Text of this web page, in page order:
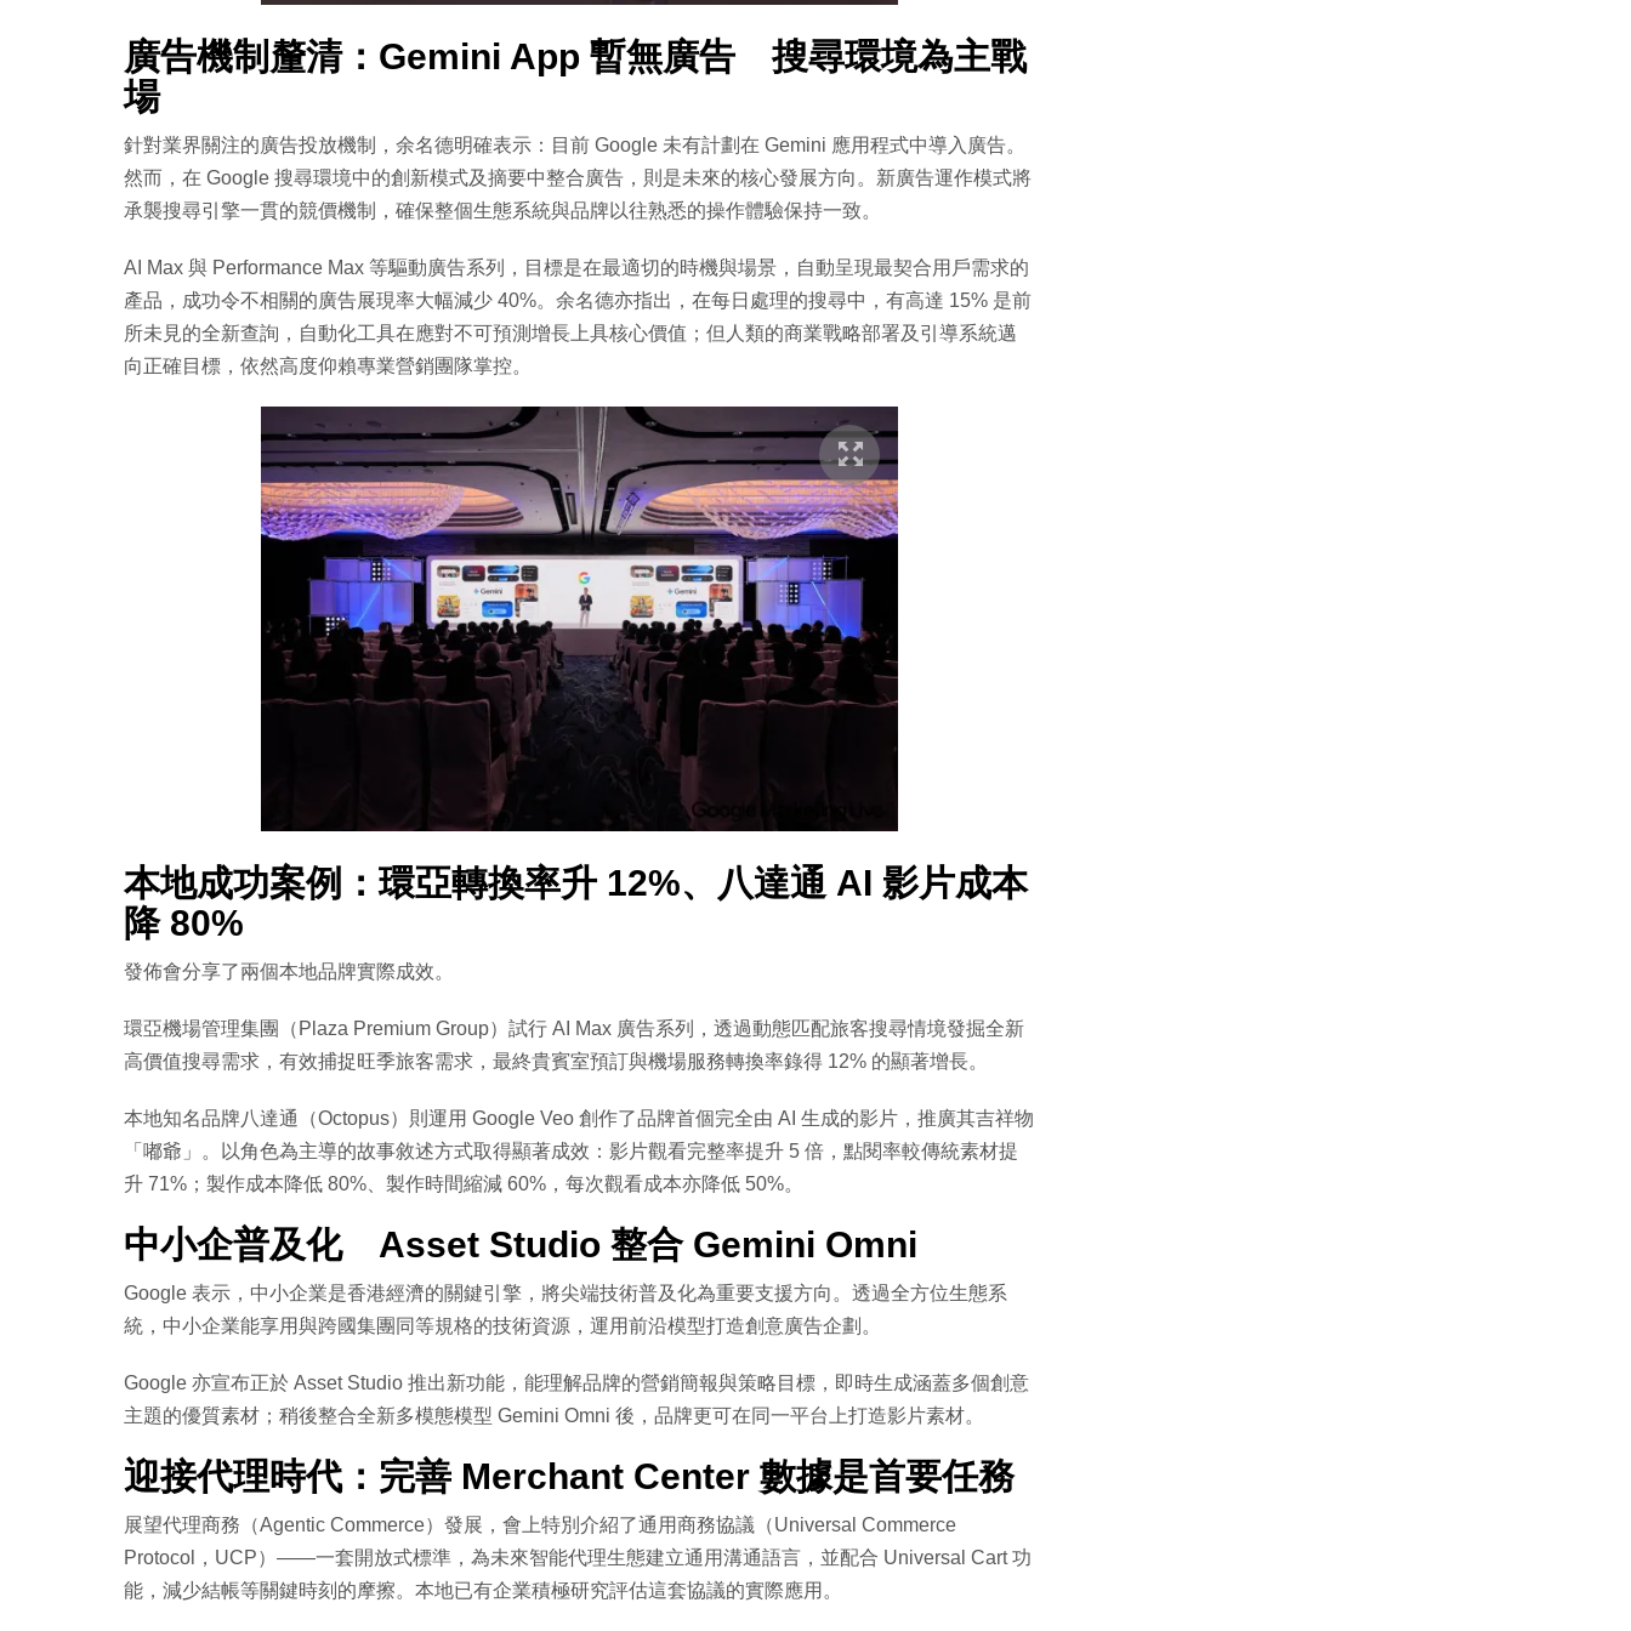
廣告機制釐清：Gemini App 暫無廣告 搜尋環境為主戰
場
針對業界關注的廣告投放機制，余名德明確表示：目前 Google 未有計劃在 Gemini 應用程式中導入廣告。
然而，在 Google 搜尋環境中的創新模式及摘要中整合廣告，則是未來的核心發展方向。新廣告運作模式將
承襲搜尋引擎一貫的競價機制，確保整個生態系統與品牌以往熟悉的操作體驗保持一致。
AI Max 與 Performance Max 等驅動廣告系列，目標是在最適切的時機與場景，自動呈現最契合用戶需求的
產品，成功令不相關的廣告展現率大幅減少 40%。余名德亦指出，在每日處理的搜尋中，有高達 15% 是前
所未見的全新查詢，自動化工具在應對不可預測增長上具核心價值；但人類的商業戰略部署及引導系統邁
向正確目標，依然高度仰賴專業營銷團隊掌控。
本地成功案例：環亞轉換率升 12%、八達通 AI 影片成本
降 80%
發佈會分享了兩個本地品牌實際成效。
環亞機場管理集團（Plaza Premium Group）試行 AI Max 廣告系列，透過動態匹配旅客搜尋情境發掘全新
高價值搜尋需求，有效捕捉旺季旅客需求，最終貴賓室預訂與機場服務轉換率錄得 12% 的顯著增長。
本地知名品牌八達通（Octopus）則運用 Google Veo 創作了品牌首個完全由 AI 生成的影片，推廣其吉祥物
「嘟爺」。以角色為主導的故事敘述方式取得顯著成效：影片觀看完整率提升 5 倍，點閱率較傳統素材提
升 71%；製作成本降低 80%、製作時間縮減 60%，每次觀看成本亦降低 50%。
中小企普及化 Asset Studio 整合 Gemini Omni
Google 表示，中小企業是香港經濟的關鍵引擎，將尖端技術普及化為重要支援方向。透過全方位生態系
統，中小企業能享用與跨國集團同等規格的技術資源，運用前沿模型打造創意廣告企劃。
Google 亦宣布正於 Asset Studio 推出新功能，能理解品牌的營銷簡報與策略目標，即時生成涵蓋多個創意
主題的優質素材；稍後整合全新多模態模型 Gemini Omni 後，品牌更可在同一平台上打造影片素材。
迎接代理時代：完善 Merchant Center 數據是首要任務
展望代理商務（Agentic Commerce）發展，會上特別介紹了通用商務協議（Universal Commerce
Protocol，UCP）——一套開放式標準，為未來智能代理生態建立通用溝通語言，並配合 Universal Cart 功
能，減少結帳等關鍵時刻的摩擦。本地已有企業積極研究評估這套協議的實際應用。